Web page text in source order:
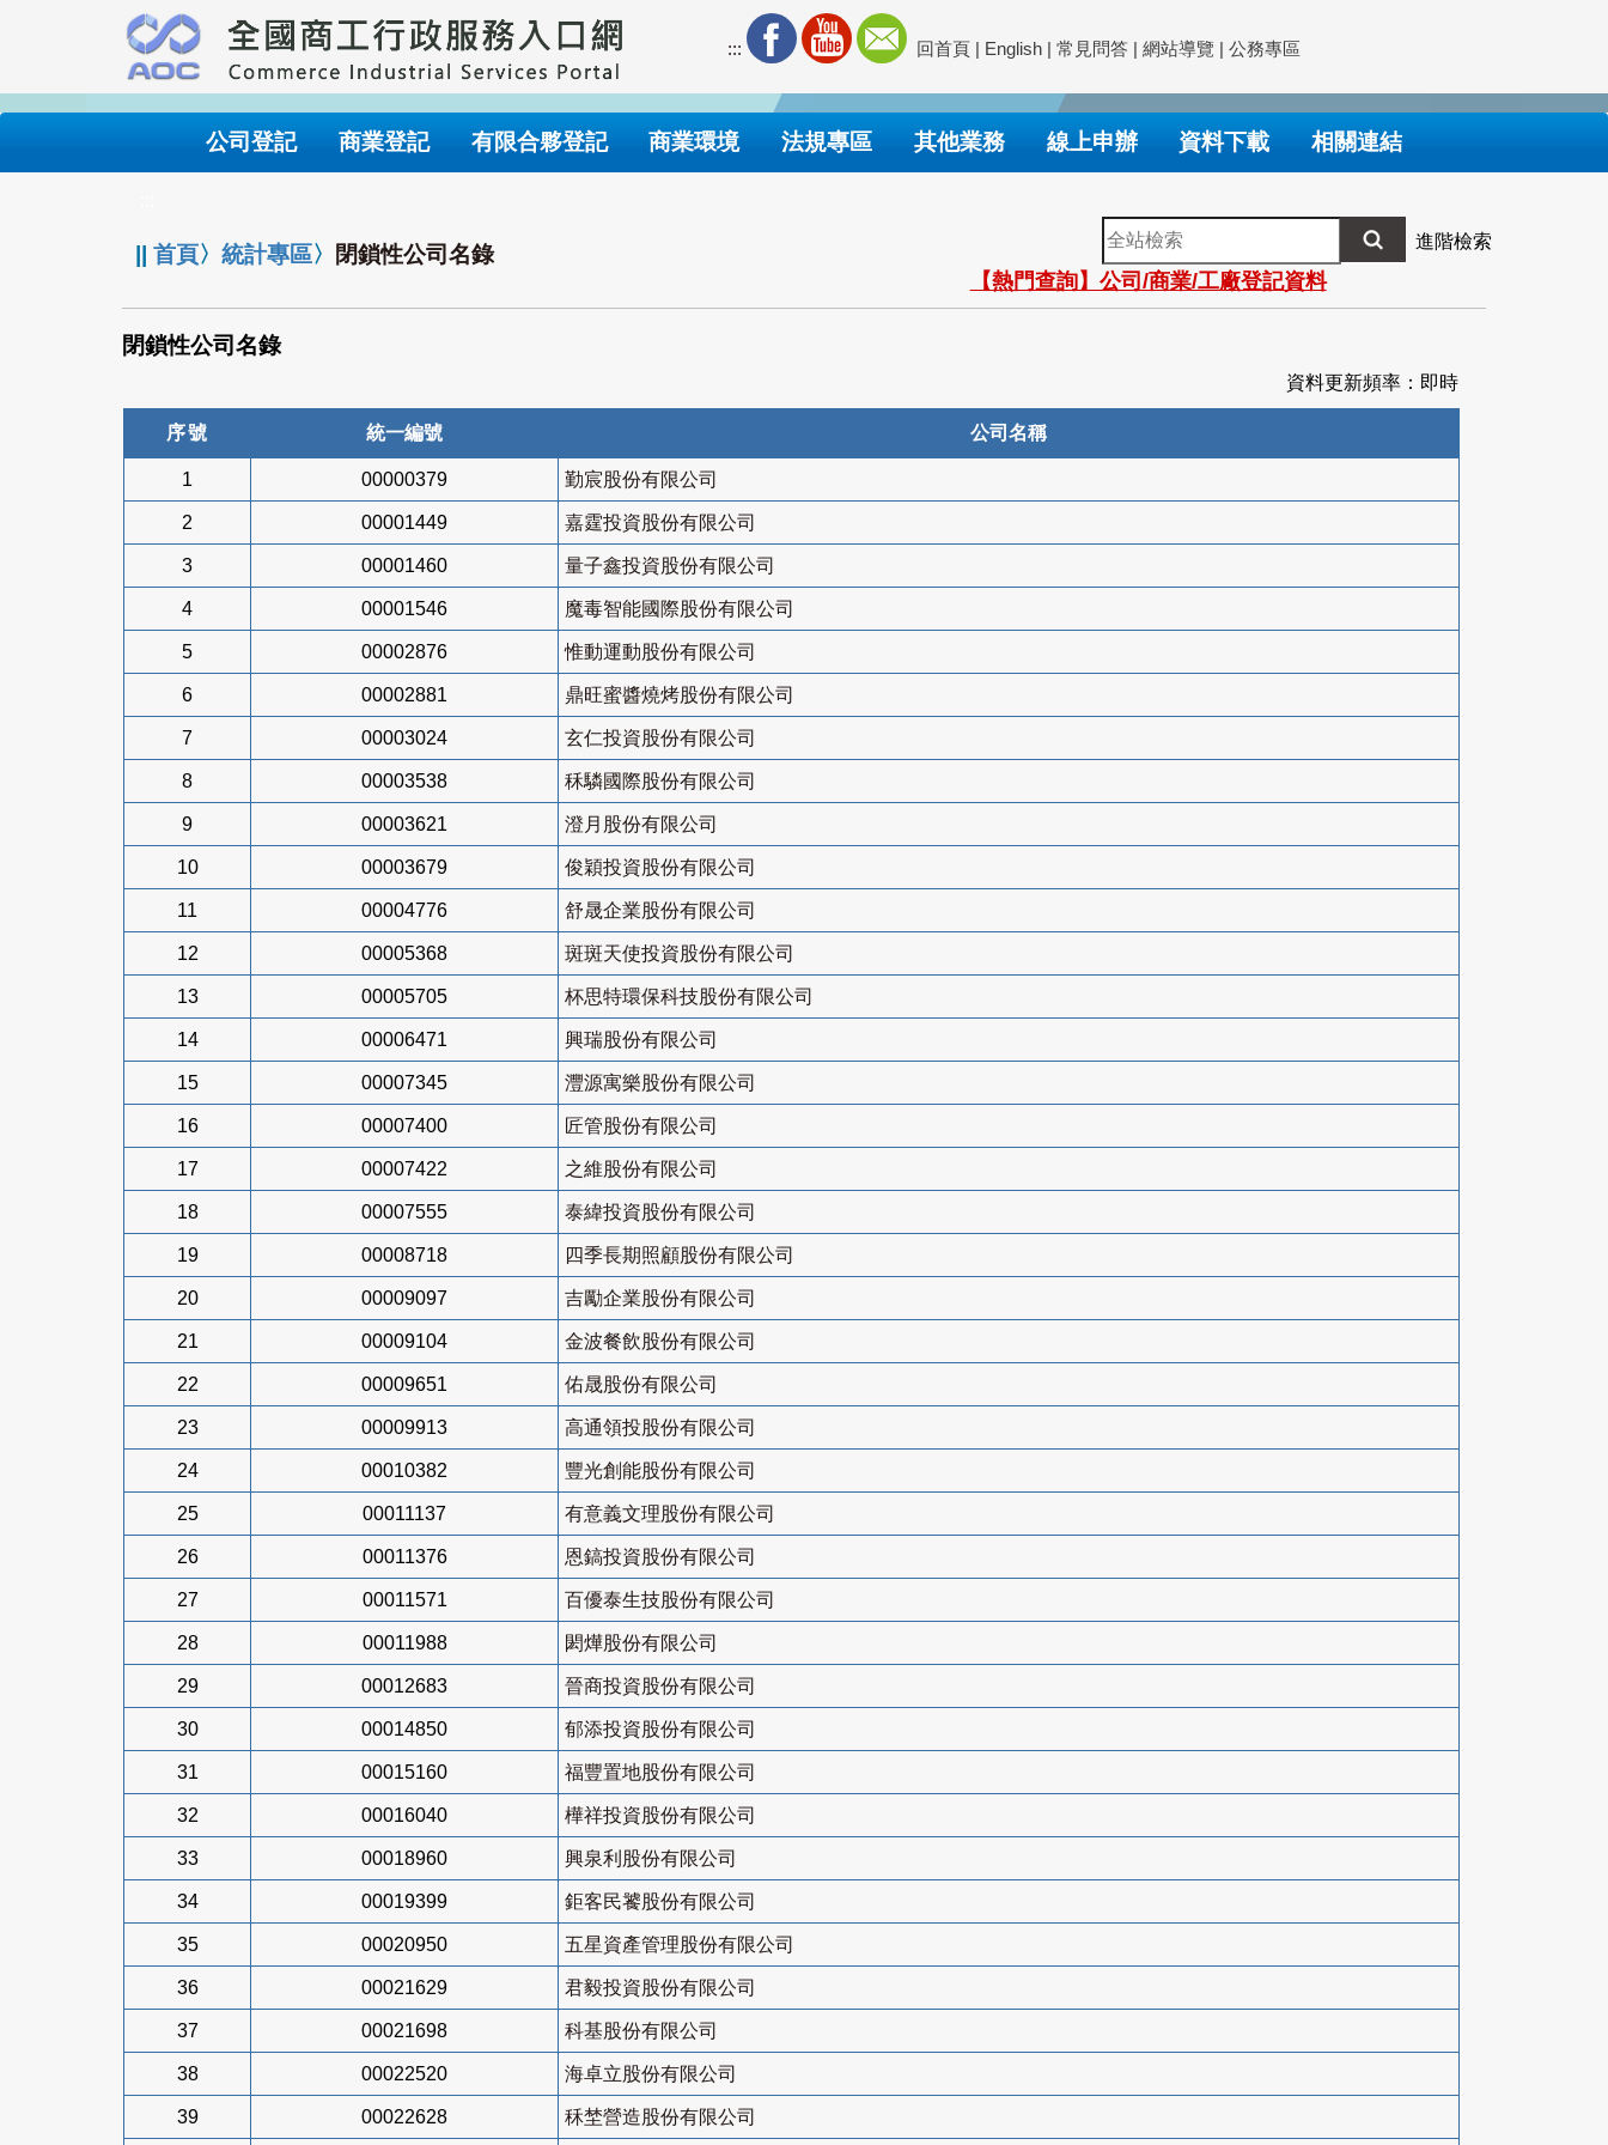
要
內
::: 回首頁 | English | 常見問答 | 網站導覽 | 公務專區
公司登記 商業登記 有限合夥登記 商業環境 法規專區 其他業務 線上申辦 資料下載 相關連結
||首頁〉統計專區〉 閉鎖性公司名錄
全
站
檢
索
進階檢索
【熱門查詢】公司/商業/工廠登記資料
閉鎖性公司名錄
資料更新頻率：即時
序號 統一編號 公司名稱
1 00000379 勤宸股份有限公司
2 00001449 嘉霆投資股份有限公司
3 00001460 量子鑫投資股份有限公司
4 00001546 魔毒智能國際股份有限公司
5 00002876 惟動運動股份有限公司
6 00002881 鼎旺蜜醬燒烤股份有限公司
7 00003024 玄仁投資股份有限公司
8 00003538 秝驎國際股份有限公司
9 00003621 澄月股份有限公司
10 00003679 俊穎投資股份有限公司
11 00004776 舒晟企業股份有限公司
12 00005368 斑斑天使投資股份有限公司
13 00005705 杯思特環保科技股份有限公司
14 00006471 興瑞股份有限公司
15 00007345 灃源寓樂股份有限公司
16 00007400 匠管股份有限公司
17 00007422 之維股份有限公司
18 00007555 泰緯投資股份有限公司
19 00008718 四季長期照顧股份有限公司
20 00009097 吉勵企業股份有限公司
21 00009104 金波餐飲股份有限公司
22 00009651 佑晟股份有限公司
23 00009913 高通領投股份有限公司
24 00010382 豐光創能股份有限公司
25 00011137 有意義文理股份有限公司
26 00011376 恩鎬投資股份有限公司
27 00011571 百優泰生技股份有限公司
28 00011988 閎燁股份有限公司
29 00012683 晉商投資股份有限公司
30 00014850 郁添投資股份有限公司
31 00015160 福豐置地股份有限公司
32 00016040 樺祥投資股份有限公司
33 00018960 興泉利股份有限公司
34 00019399 鉅客民饕股份有限公司
35 00020950 五星資產管理股份有限公司
36 00021629 君毅投資股份有限公司
37 00021698 科基股份有限公司
38 00022520 海卓立股份有限公司
39 00022628 秝埜營造股份有限公司